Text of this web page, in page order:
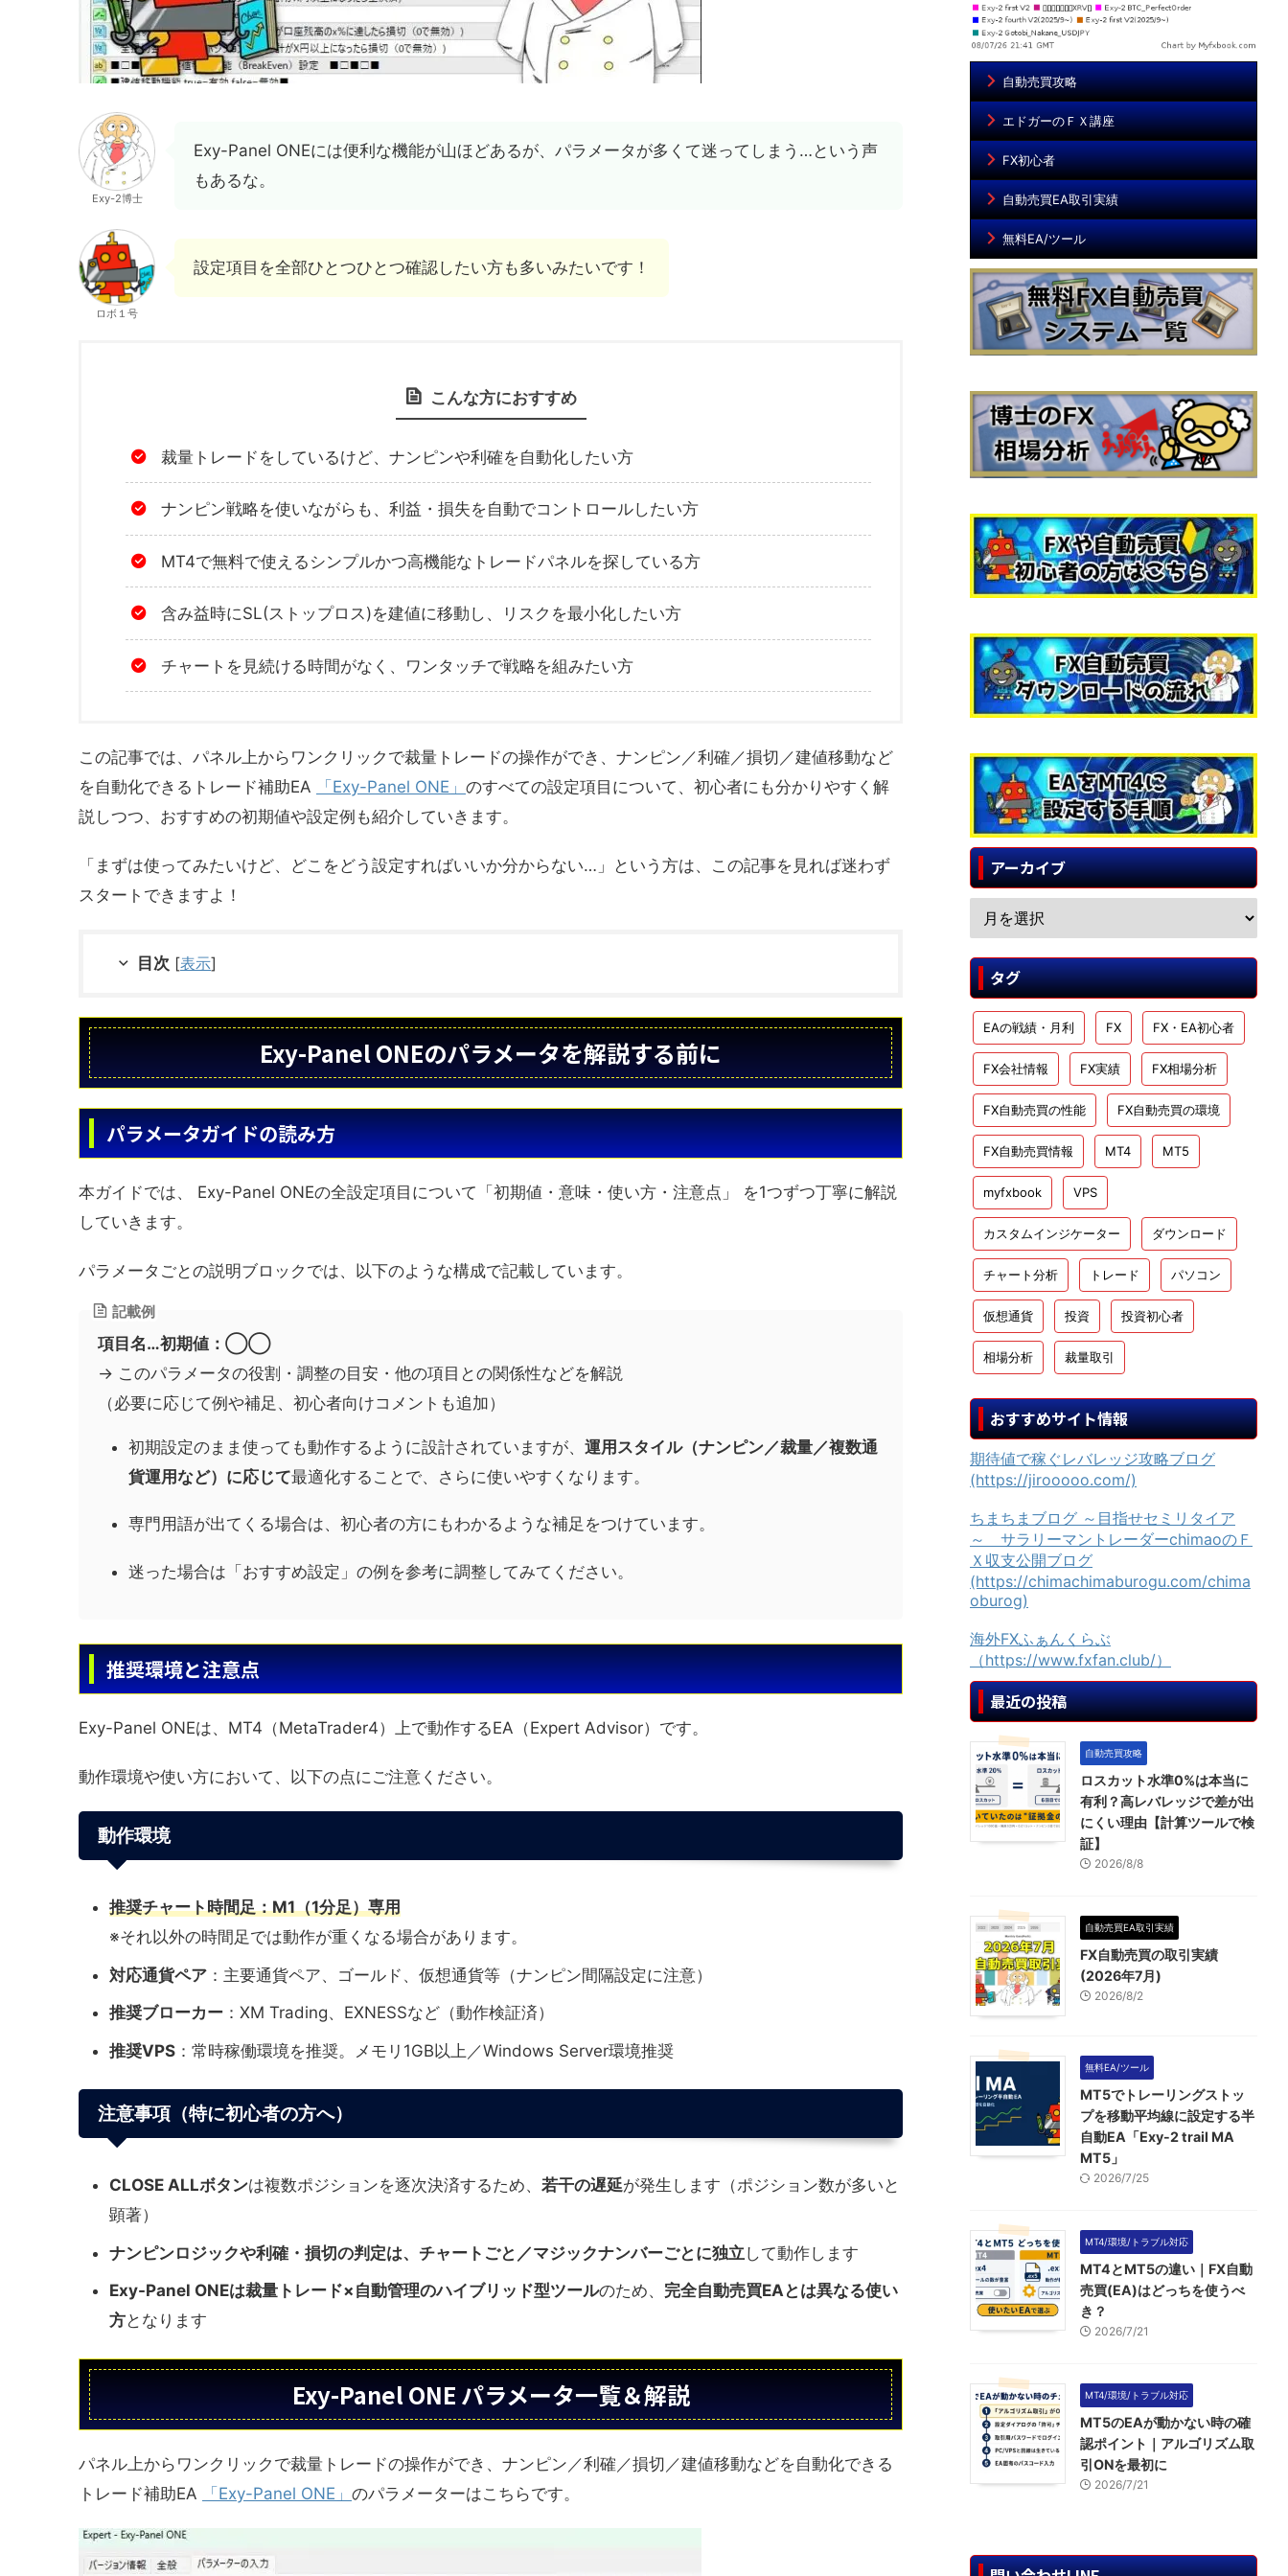
Exy-2博士
Exy-Panel ONEには便利な機能が山ほどあるが、パラメータが多くて迷ってしまう…という声
もあるな。
ロボ１号
設定項目を全部ひとつひとつ確認したい方も多いみたいです！
こんな方におすすめ
裁量トレードをしているけど、ナンピンや利確を自動化したい方
ナンピン戦略を使いながらも、利益・損失を自動でコントロールしたい方
MT4で無料で使えるシンプルかつ高機能なトレードパネルを探している方
含み益時にSL(ストップロス)を建値に移動し、リスクを最小化したい方
チャートを見続ける時間がなく、ワンタッチで戦略を組みたい方
この記事では、パネル上からワンクリックで裁量トレードの操作ができ、ナンピン／利確／損切／建値移動など
を自動化できるトレード補助EA
「Exy-Panel ONE」 のすべての設定項目について、初心者にも分かりやすく解
説しつつ、おすすめの初期値や設定例も紹介していきます。
「まずは使ってみたいけど、どこをどう設定すればいいか分からない…」という方は、この記事を見れば迷わず
スタートできますよ！
目次 [表示]
Exy-Panel ONEのパラメータを解説する前に
パラメータガイドの読み方
本ガイドでは、 Exy-Panel ONEの全設定項目について「初期値・意味・使い方・注意点」 を1つずつ丁寧に解説
していきます。
パラメータごとの説明ブロックでは、以下のような構成で記載しています。
記載例
項目名…初期値：◯◯
→ このパラメータの役割・調整の目安・他の項目との関係性などを解説
（必要に応じて例や補足、初心者向けコメントも追加）
初期設定のまま使っても動作するように設計されていますが、 運用スタイル（ナンピン／裁量／複数通
貨運用など）に応じて最適化することで、さらに使いやすくなります。
専門用語が出てくる場合は、初心者の方にもわかるような補足をつけています。
迷った場合は「おすすめ設定」の例を参考に調整してみてください。
推奨環境と注意点
Exy-Panel ONEは、MT4（MetaTrader4）上で動作するEA（Expert Advisor）です。
動作環境や使い方において、以下の点にご注意ください。
動作環境
推奨チャート時間足：M1（1分足）専用
※それ以外の時間足では動作が重くなる場合があります。
対応通貨ペア ：主要通貨ペア、ゴールド、仮想通貨等（ナンピン間隔設定に注意）
推奨ブローカー ：XM Trading、EXNESSなど（動作検証済）
推奨VPS ：常時稼働環境を推奨。メモリ1GB以上／Windows Server環境推奨
注意事項（特に初心者の方へ）
CLOSE ALLボタンは複数ポジションを逐次決済するため、 若干の遅延が発生します（ポジション数が多いと
顕著）
ナンピンロジックや利確・損切の判定は、チャートごと／マジックナンバーごとに独立 して動作します
Exy-Panel ONEは裁量トレード×自動管理のハイブリッド型ツールのため、 完全自動売買EAとは異なる使い
方となります
Exy-Panel ONE パラメータ一覧＆解説
パネル上からワンクリックで裁量トレードの操作ができ、ナンピン／利確／損切／建値移動などを自動化できる
トレード補助EA
「Exy-Panel ONE」 のパラメーターはこちらです。
自動売買攻略
エドガーのＦＸ講座
FX初心者
自動売買EA取引実績
無料EA/ツール
アーカイブ
タグ
EAの戦績・月利 FX FX・EA初心者
FX会社情報 FX実績 FX相場分析
FX自動売買の性能 FX自動売買の環境
FX自動売買情報 MT4 MT5
myfxbook VPS
カスタムインジケーター ダウンロード
チャート分析 トレード パソコン
仮想通貨 投資 投資初心者
相場分析 裁量取引
おすすめサイト情報
期待値で稼ぐレバレッジ攻略ブログ
(https://jirooooo.com/)
ちまちまブログ ～目指せセミリタイア
～ サラリーマントレーダーchimaoのＦ
Ｘ収支公開ブログ
(https://chimachimaburogu.com/chima
oburog)
海外FXふぁんくらぶ
（https://www.fxfan.club/）
最近の投稿
自動売買攻略
ロスカット水準0%は本当に
有利？高レバレッジで差が出
にくい理由【計算ツールで検
証】
2026/8/8
自動売買EA取引実績
FX自動売買の取引実績
(2026年7月)
2026/8/2
無料EA/ツール
MT5でトレーリングストッ
プを移動平均線に設定する半
自動EA「Exy-2 trail MA
MT5」
2026/7/25
MT4/環境/トラブル対応
MT4とMT5の違い｜FX自動
売買(EA)はどっちを使うべ
き？
2026/7/21
MT4/環境/トラブル対応
MT5のEAが動かない時の確
認ポイント｜アルゴリズム取
引ONを最初に
2026/7/21